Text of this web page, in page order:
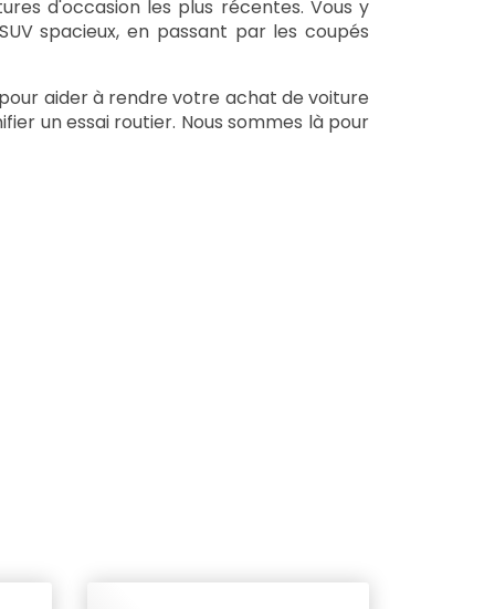
d'occasion les plus récentes. Vous y
spacieux, en passant par les coupés
aider à rendre votre achat de voiture
un essai routier. Nous sommes là pour